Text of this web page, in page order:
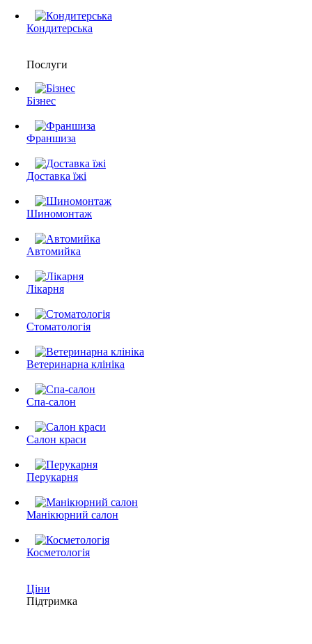
Кондитерська
Послуги
Бізнес
Франшиза
Доставка їжі
Шиномонтаж
Автомийка
Лікарня
Стоматологія
Ветеринарна клініка
Спа-салон
Салон краси
Перукарня
Манікюрний салон
Косметологія
Ціни
Підтримка